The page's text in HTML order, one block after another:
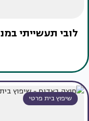
לובי תעשייתי
שיפוץ בית פרטי